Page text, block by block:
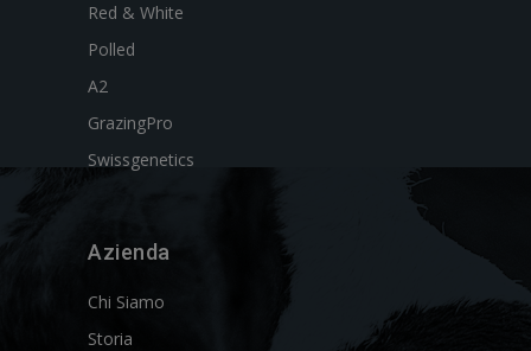
Red & White
Polled
A2
GrazingPro
Swissgenetics
Azienda
Chi Siamo
Storia